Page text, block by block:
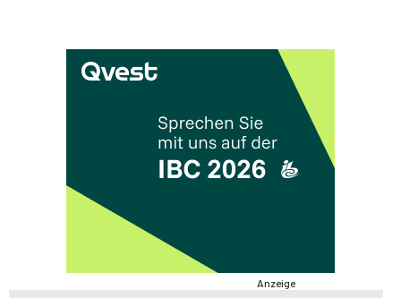
Anzeige